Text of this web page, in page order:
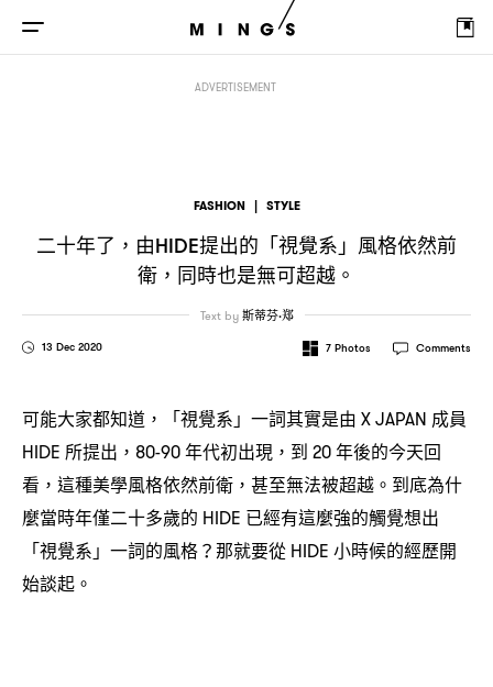
ADVERTISEMENT
FASHION | STYLE
二十年了 ， 由HIDE提出的「視覺系」風格依然前
衛 ， 同時也是無可超越。
13 Dec 2020
Text by 斯蒂芬·郑
7 Photos Comments
可能大家都知道 ， 「視覺系」一詞其實是由 X JAPAN 成員
HIDE 所提出 ，80-90年代初出現 ， 到 20年後的今天回
看 ， 這種美學風格依然前衛 ， 甚至無法被超越。到底為什
麼當時年僅二十多歲的 HIDE 已經有這麼強的觸覺想出
「視覺系」一詞的風格？ 那就要從 HIDE 小時候的經歷開
始談起。
提出的「視覺系」風格依然前衛